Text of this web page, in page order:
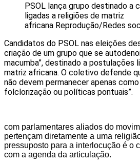
PSOL lança grupo destinado a
ligadas a religiões de matriz
africana Reprodução/Redes
Candidatos do PSOL nas eleições
criação de um grupo que se
macumba”, destinado a postulações
matriz africana. O coletivo defende
não devem permanecer apenas
folclorização ou políticas pontuais”.
com parlamentares aliados do
pertençam diretamente a uma
pressuposto para a interlocução é o
com a agenda da articulação.